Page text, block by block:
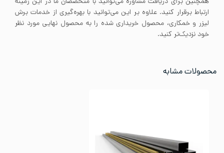
ارتباط برقرار کنید. علاوه بر این می‌توانید با بهره‌گیری از خدمات برش
لیزر و خمکاری، محصول خریداری شده را به محصول نهایی مورد نظر
خود نزدیک‌تر کنید.
محصولات مشابه